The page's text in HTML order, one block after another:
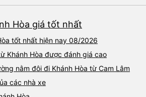
Hòa giá tốt nhất
tốt nhất hiện nay 08/2026
Khánh Hòa được đánh giá cao
nằm đôi đi Khánh Hòa từ Cam Lâm
các nhà xe